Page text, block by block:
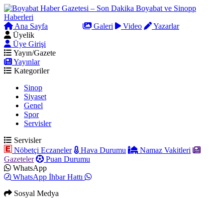
Ana Sayfa Galeri Video
Yazarlar
Üyelik
Üye Girişi
Yayın/Gazete
Yayınlar
Kategoriler
Sinop
Siyaset
Genel
Spor
Servisler
Servisler
Nöbetçi Eczaneler
Hava Durumu
Namaz Vakitleri
Gazeteler
Puan Durumu
WhatsApp
WhatsApp İhbar Hattı
Sosyal Medya